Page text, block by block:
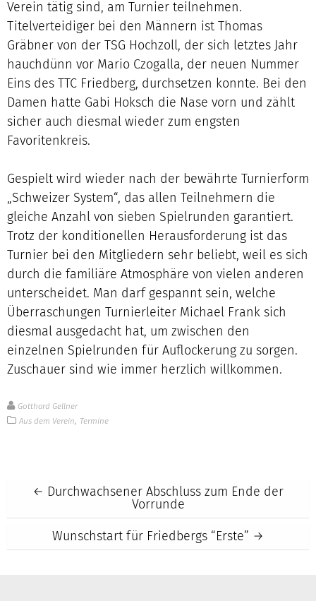
Verein tätig sind, am Turnier teilnehmen.
Titelverteidiger bei den Männern ist Thomas
Gräbner von der TSG Hochzoll, der sich letztes Jahr
hauchdünn vor Mario Czogalla, der neuen Nummer
Eins des TTC Friedberg, durchsetzen konnte. Bei den
Damen hatte Gabi Hoksch die Nase vorn und zählt
sicher auch diesmal wieder zum engsten
Favoritenkreis.
Gespielt wird wieder nach der bewährte Turnierform
„Schweizer System“, das allen Teilnehmern die
gleiche Anzahl von sieben Spielrunden garantiert.
Trotz der konditionellen Herausforderung ist das
Turnier bei den Mitgliedern sehr beliebt, weil es sich
durch die familiäre Atmosphäre von vielen anderen
unterscheidet. Man darf gespannt sein, welche
Überraschungen Turnierleiter Michael Frank sich
diesmal ausgedacht hat, um zwischen den
einzelnen Spielrunden für Auflockerung zu sorgen.
Zuschauer sind wie immer herzlich willkommen.
Gotthard Gellner
Aus dem Verein, Termine
Post
navigation
← Durchwachsener Abschluss zum Ende der
Vorrunde
Wunschstart für Friedbergs “Erste” →